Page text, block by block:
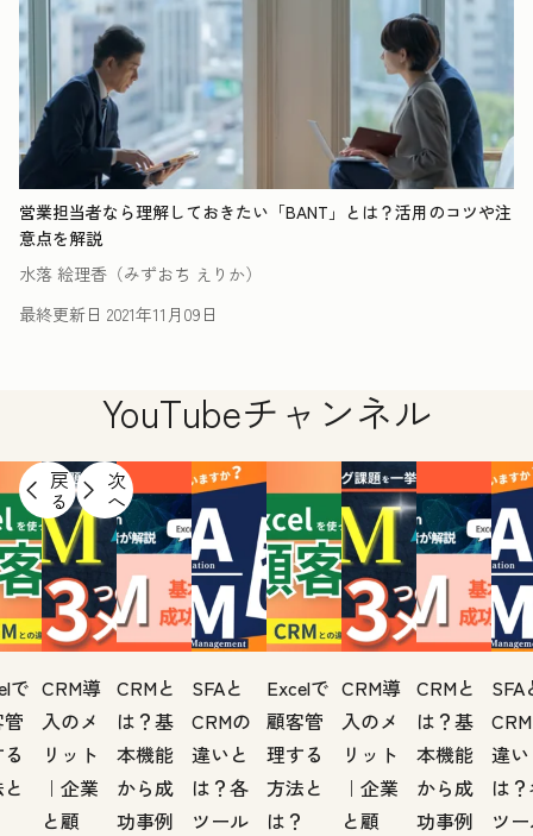
営業担当者なら理解しておきたい「BANT」とは？活用のコツや注
意点を解説
水落 絵理香（みずおち えりか）
最終更新日 2021年11月09日
YouTubeチャンネル
戻
る
次
へ
で CRM導
入のメ
リット
｜企業
と顧
CRMと
は？基
本機能
から成
功事例
SFAと
CRMの
違いと
は？各
ツール
Excelで
顧客管
理する
方法と
は？
CRM導
入のメ
リット
｜企業
と顧
CRMと
は？基
本機能
から成
功事例
SFA
違
は
ツ